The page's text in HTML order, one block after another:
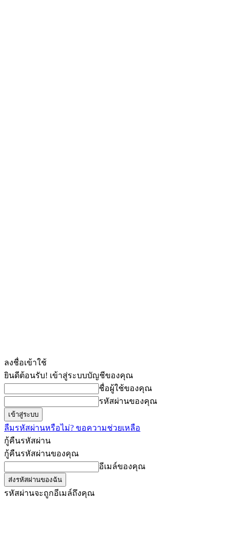
ลงชื่อเข้าใช้
ยินดีต้อนรับ! เข้าสู่ระบบบัญชีของคุณ
ชื่อผู้ใช้ของคุณ
รหัสผ่านของคุณ
ลืมรหัสผ่านหรือไม่? ขอความช่วยเหลือ
กู้คืนรหัสผ่าน
กู้คืนรหัสผ่านของคุณ
อีเมล์ของคุณ
รหัสผ่านจะถูกอีเมล์ถึงคุณ